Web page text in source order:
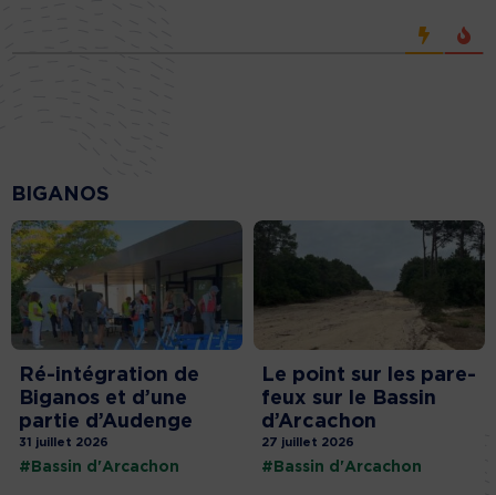
BIGANOS
Ré-intégration de
Biganos et d’une
partie d’Audenge
31 juillet 2026
#Bassin d'Arcachon
Le point sur les pare-
feux sur le Bassin
d’Arcachon
27 juillet 2026
#Bassin d'Arcachon